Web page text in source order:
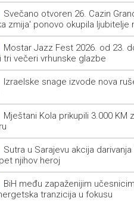
Svečano otvoren 26. Cazin
zmija' ponovo okupila ljubitelje
Mostar Jazz Fest 2026. od 23.
tri večeri vrhunske glazbe
Izraelske snage izvode nova
Mještani Kola prikupili 3.000 KM
Sutra u Sarajevu akcija darivanja
njihov heroj
BiH među zapaženijim
tranzicija u fokusu